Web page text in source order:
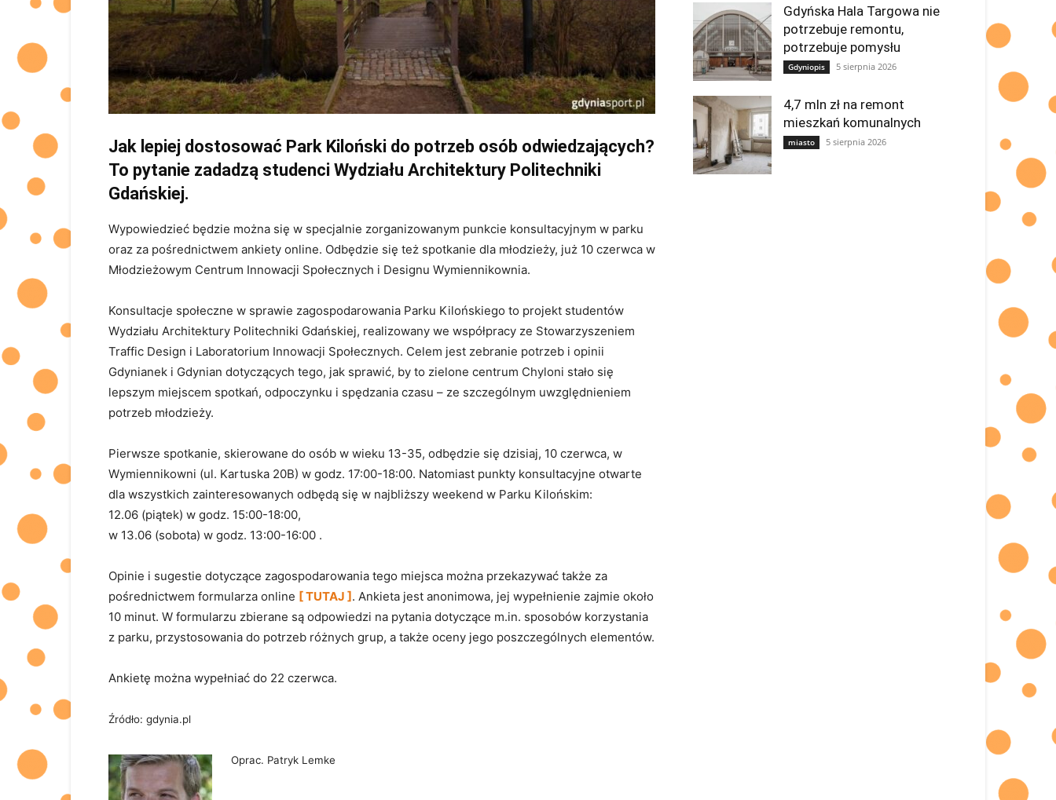
Jak lepiej dostosować Park Kiloński do potrzeb osób odwiedzających?
To pytanie zadadzą studenci Wydziału Architektury Politechniki
Gdańskiej.
Wypowiedzieć będzie można się w specjalnie zorganizowanym punkcie konsultacyjnym w parku
oraz za pośrednictwem ankiety online. Odbędzie się też spotkanie dla młodzieży, już 10 czerwca w
Młodzieżowym Centrum Innowacji Społecznych i Designu Wymiennikownia.
Konsultacje społeczne w sprawie zagospodarowania Parku Kilońskiego to projekt studentów
Wydziału Architektury Politechniki Gdańskiej, realizowany we współpracy ze Stowarzyszeniem
Traffic Design i Laboratorium Innowacji Społecznych. Celem jest zebranie potrzeb i opinii
Gdynianek i Gdynian dotyczących tego, jak sprawić, by to zielone centrum Chyloni stało się
lepszym miejscem spotkań, odpoczynku i spędzania czasu – ze szczególnym uwzględnieniem
potrzeb młodzieży.
Pierwsze spotkanie, skierowane do osób w wieku 13-35, odbędzie się dzisiaj, 10 czerwca, w
Wymiennikowni (ul. Kartuska 20B) w godz. 17:00-18:00. Natomiast punkty konsultacyjne otwarte
dla wszystkich zainteresowanych odbędą się w najbliższy weekend w Parku Kilońskim:
12.06 (piątek) w godz. 15:00-18:00,
w 13.06 (sobota) w godz. 13:00-16:00 .
Opinie i sugestie dotyczące zagospodarowania tego miejsca można przekazywać także za
pośrednictwem formularza online [ TUTAJ ]. Ankieta jest anonimowa, jej wypełnienie zajmie około
10 minut. W formularzu zbierane są odpowiedzi na pytania dotyczące m.in. sposobów korzystania
z parku, przystosowania do potrzeb różnych grup, a także oceny jego poszczególnych elementów.
Ankietę można wypełniać do 22 czerwca.
Źródło: gdynia.pl
Oprac. Patryk Lemke
Gdyńska Hala Targowa nie
potrzebuje remontu,
potrzebuje pomysłu
Gdyniopis 5 sierpnia 2026
4,7 mln zł na remont
mieszkań komunalnych
miasto 5 sierpnia 2026